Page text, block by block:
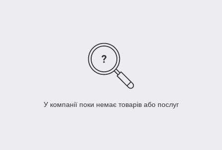
У компанії поки немає товарів або послуг